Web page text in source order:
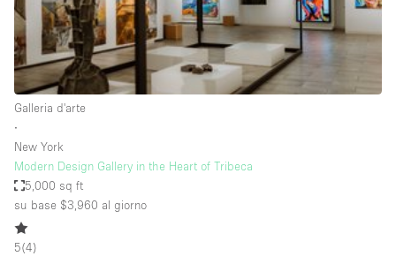
Tipo di spazio
Acquista Condividi
Atelier / Laboratorio
Galleria d'arte
∙
New York
Modern Design Gallery in the Heart of Tribeca
5,000 sq ft
su base $3,960 al giorno
5(4)